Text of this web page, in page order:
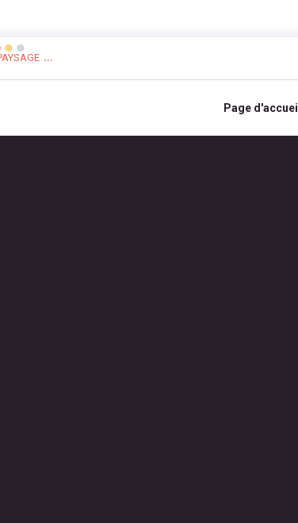
Nature
...
Page d'accueil